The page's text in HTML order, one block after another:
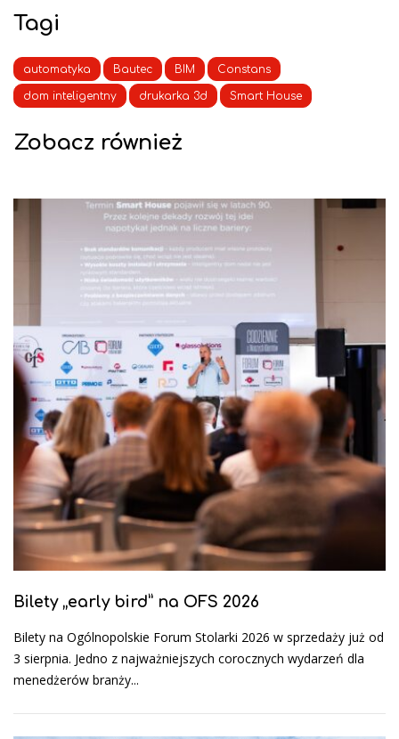
Tagi
automatyka Bautec BIM Constans
dom inteligentny drukarka 3d Smart House
Zobacz również
Bilety „early bird” na OFS 2026
Bilety na Ogólnopolskie Forum Stolarki 2026 w sprzedaży już od
3 sierpnia. Jedno z najważniejszych corocznych wydarzeń dla
menedżerów branży...